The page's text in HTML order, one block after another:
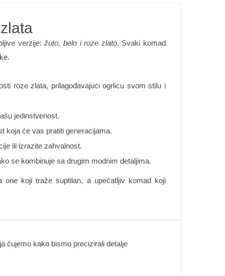
verzije:žuto, belo i roze zlato. Svaki komad
roze zlata, prilagođavajući ogrlicu svom stilu i
jedinstvenost.
koja će vas pratiti generacijama.
ili izrazite zahvalnost.
se kombinuje sa drugim modnim detaljima.
one koji traže suptilan, a upečatljiv komad koji
čujemo kako bismo precizirali detalje